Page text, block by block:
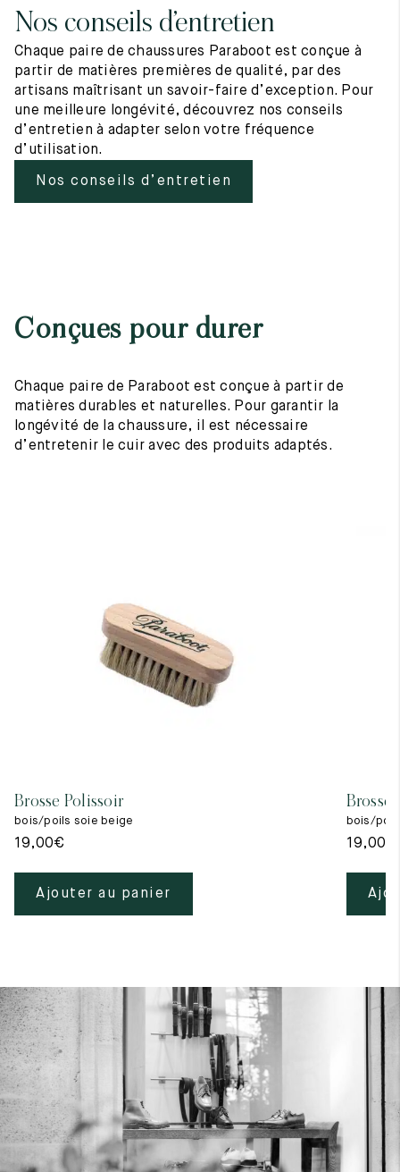
Nos conseils d’entretien
Chaque paire de chaussures Paraboot est conçue à
partir de matières premières de qualité, par des
artisans maîtrisant un savoir-faire d’exception. Pour
une meilleure longévité, découvrez nos conseils
d’entretien à adapter selon votre fréquence
d’utilisation.
Nos conseils d’entretien
Conçues pour durer
Chaque paire de Paraboot est conçue à partir de
matières durables et naturelles. Pour garantir la
longévité de la chaussure, il est nécessaire
d’entretenir le cuir avec des produits adaptés.
Brosse Polissoir
bois/poils soie beige
19,00€
Ajouter au panier
Brosse
bois/
19,00